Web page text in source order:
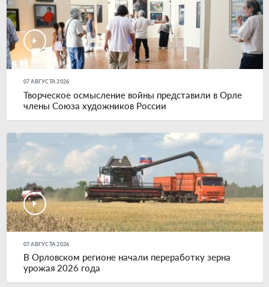
07 АВГУСТА 2026
Творческое осмысление войны представили в Орле
члены Союза художников России
07 АВГУСТА 2026
В Орловском регионе начали переработку зерна
урожая 2026 года